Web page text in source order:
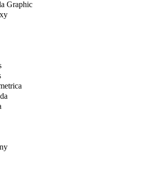
Graphic